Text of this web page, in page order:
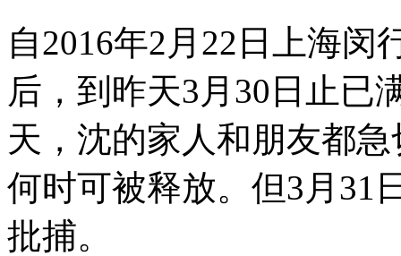
自2016年2月22日上海
后，到昨天3月30日止已
天，沈的家人和朋友都
何时可被释放。但3月31
批捕。